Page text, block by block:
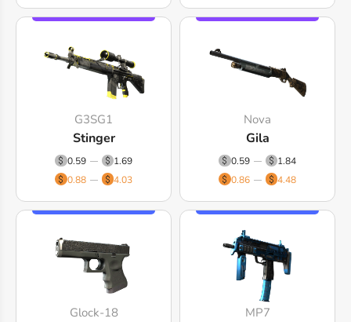
G3SG1
Stinger
0.59
1.69
0.88
4.03
Nova
Gila
0.59
1.84
0.86
4.48
Glock-18 MP7